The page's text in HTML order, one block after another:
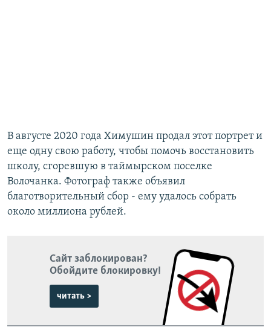
В августе 2020 года Химушин продал этот портрет и
еще одну свою работу, чтобы помочь восстановить
школу, сгоревшую в таймырском поселке
Волочанка. Фотограф также объявил
благотворительный сбор - ему удалось собрать
около миллиона рублей.
Сайт заблокирован?
Обойдите блокировку!
читать >